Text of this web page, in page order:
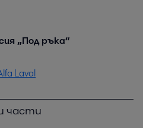
„Под ръка“
Laval
части